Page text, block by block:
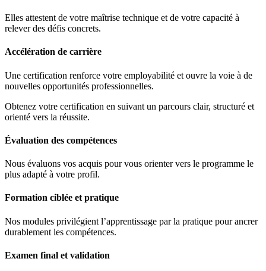
Elles attestent de votre maîtrise technique et de votre capacité à
relever des défis concrets.
Accélération de carrière
Une certification renforce votre employabilité et ouvre la voie à de
nouvelles opportunités professionnelles.
Obtenez votre certification en suivant un parcours clair, structuré et
orienté vers la réussite.
Évaluation des compétences
Nous évaluons vos acquis pour vous orienter vers le programme le
plus adapté à votre profil.
Formation ciblée et pratique
Nos modules privilégient l’apprentissage par la pratique pour ancrer
durablement les compétences.
Examen final et validation